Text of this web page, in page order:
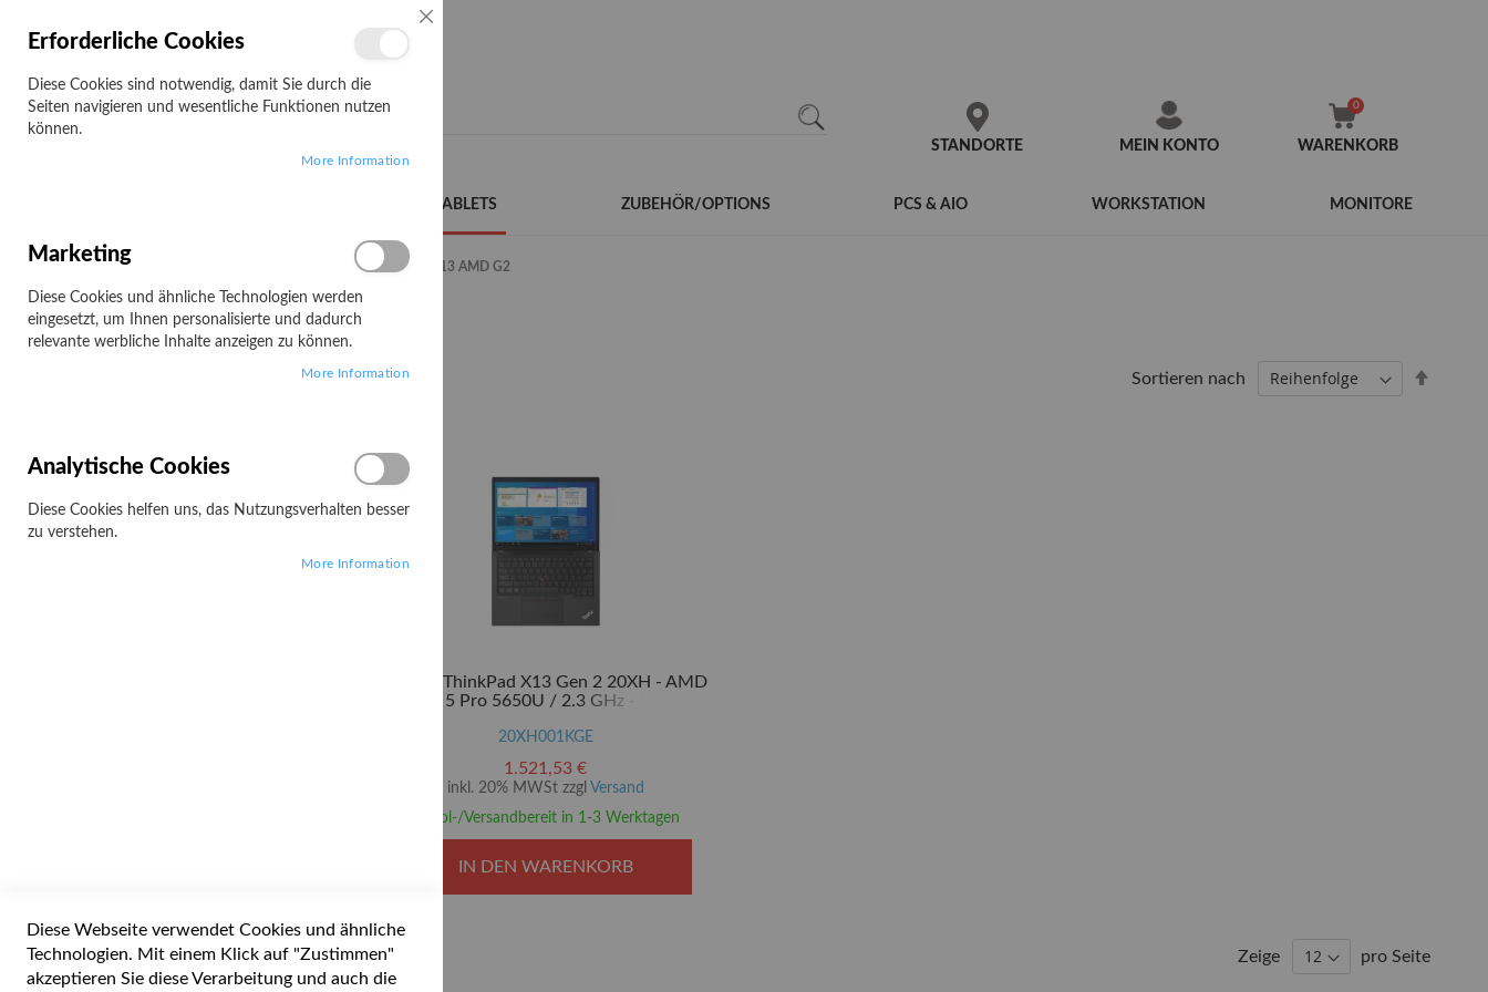
MEIN KONTO
STANDORTE WARENKORB
NOTEBOOKS/TABLETS ZUBEHÖR/OPTIONS PCS & AIO WORKSTATION MONITORE
Startseite ThinkPad X13 AMD G2
X13 AMD G2
1Artikel Sortieren nach
Lenovo ThinkPad X13 Gen 2 20XH - AMD
Ryzen 5 Pro 5650U / 2.3 GHz - Win 10
RAM - 512 GB SSD TCG Opal Encryption
20XH001KGE
1.521,53 €
inkl. 20% MWSt zzgl Versand
Abhol-/Versandbereit in 1-3 Werktagen
IN DEN WARENKORB
Zeige pro Seite
Erforderliche Cookies
Diese Cookies sind notwendig, damit Sie durch die
Seiten navigieren und wesentliche Funktionen nutzen
können.
More Information
Marketing
Diese Cookies und ähnliche Technologien werden
eingesetzt, um Ihnen personalisierte und dadurch
relevante werbliche Inhalte anzeigen zu können.
More Information
Analytische Cookies
Diese Cookies helfen uns, das Nutzungsverhalten besser
zu verstehen.
More Information
Diese Webseite verwendet Cookies und ähnliche
Technologien. Mit einem Klick auf "Zustimmen"
akzeptieren Sie diese Verarbeitung und auch die